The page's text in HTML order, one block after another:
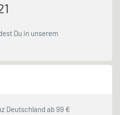
Du in unserem
Deutschland ab 99 €